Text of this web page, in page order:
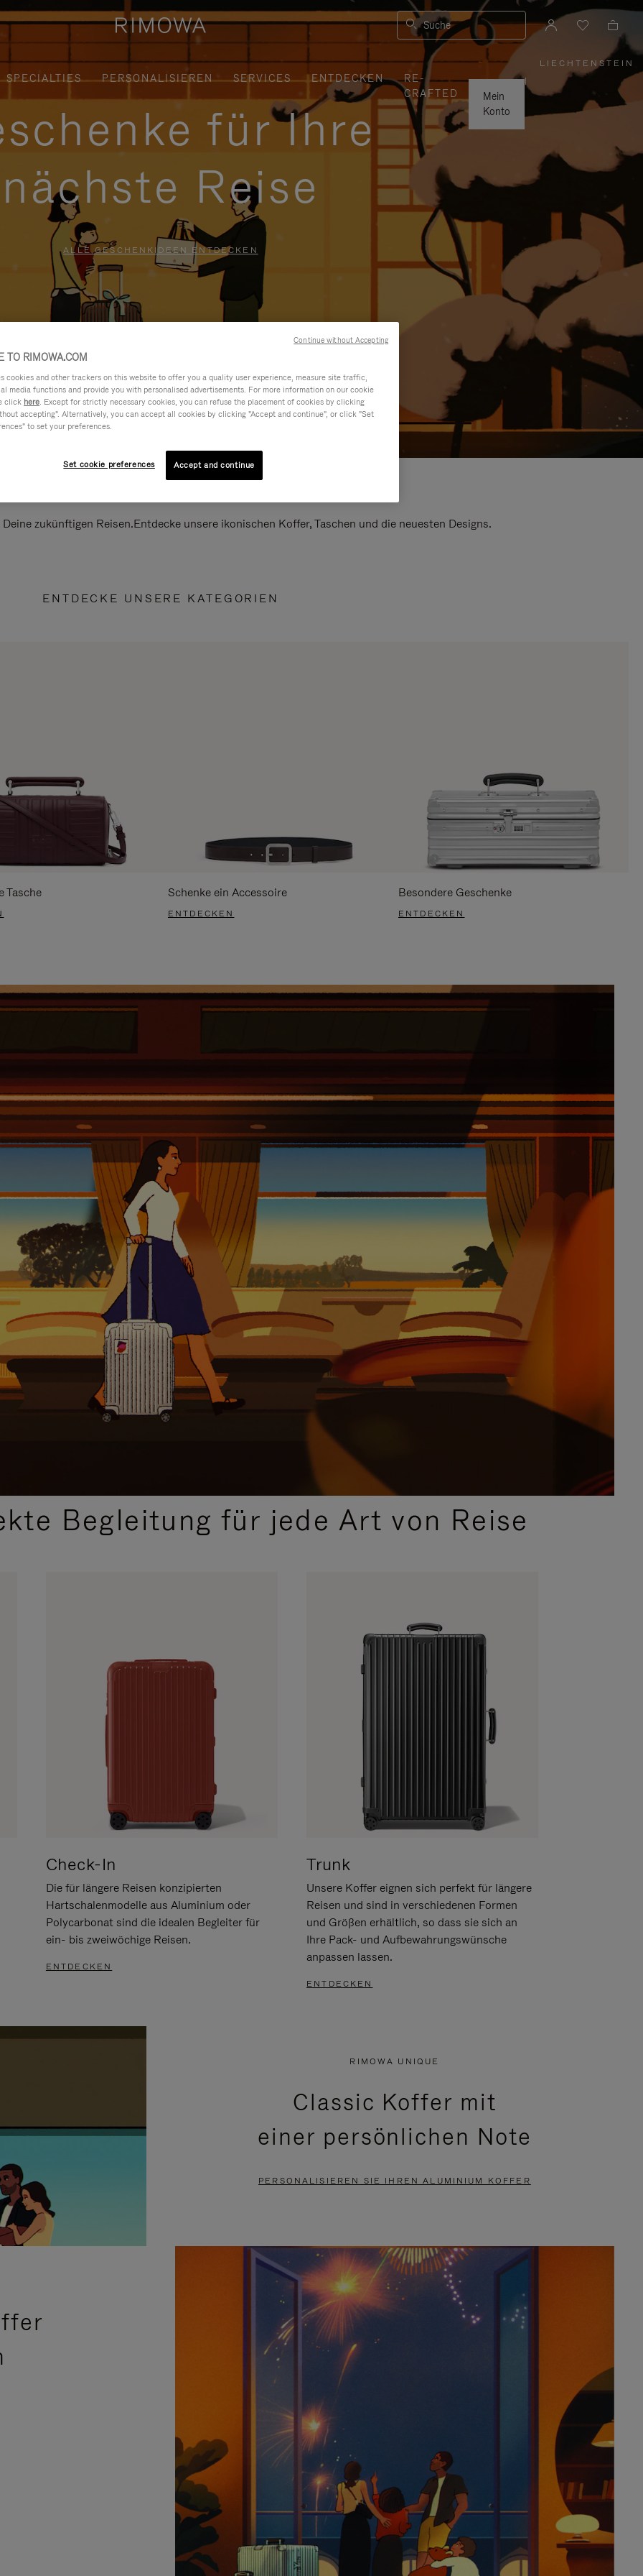
Suche
SPECIALTIES PERSONALISIEREN SERVICES ENTDECKEN
RE-
CRAFTED
Mein
Konto
LIECHTENSTEIN
,
WÄHLEN
IHRE
REGION
AUS
|
für Ihre
nächste Reise
ALLE GESCHENKIDEEN ENTDECKEN
zukünftigen Reisen.Entdecke unsere ikonischen Koffer, Taschen und die neuesten Designs.
ENTDECKE UNSERE KATEGORIEN
Tasche Schenke ein Accessoire
ENTDECKEN
Besondere Geschenke
ENTDECKEN
Begleitung für jede Art von Reise
Check-In
Die für längere Reisen konzipierten
Hartschalenmodelle aus Aluminium oder
Polycarbonat sind die idealen Begleiter für
ein- bis zweiwöchige Reisen.
ENTDECKEN
Trunk
Unsere Koffer eignen sich perfekt für längere
Reisen und sind in verschiedenen Formen
und Größen erhältlich, so dass sie sich an
Ihre Pack- und Aufbewahrungswünsche
anpassen lassen.
ENTDECKEN
RIMOWA UNIQUE
Classic Koffer mit
einer persönlichen Note
PERSONALISIEREN SIE IHREN ALUMINIUM KOFFER
TO RIMOWA.COM
cookies and other trackers on this website to offer you a quality user experience, measure site traffic,
media functions and provide you with personalised advertisements. For more information on our cookie
click here. Except for strictly necessary cookies, you can refuse the placement of cookies by clicking
accepting". Alternatively, you can accept all cookies by clicking "Accept and continue", or click "Set
to set your preferences.
Set cookie preferences Accept and continue
Continue without Accepting